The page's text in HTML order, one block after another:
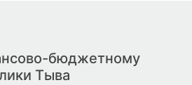
бюджетному
Тыва